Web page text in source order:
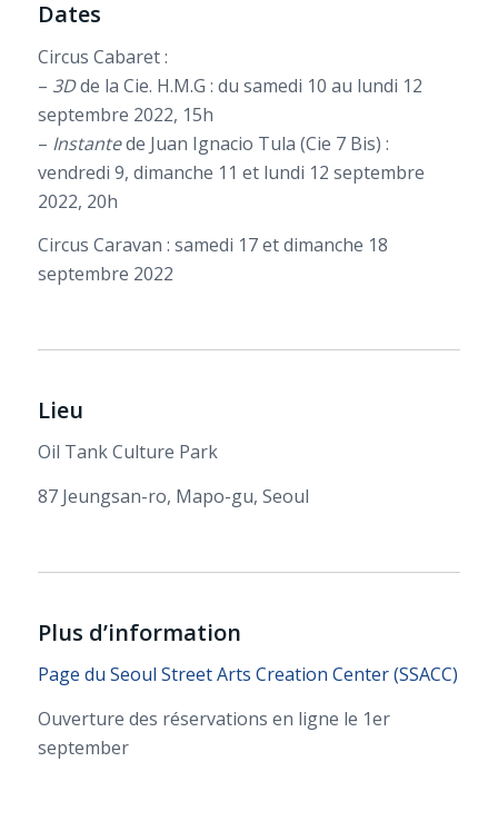
Dates
Circus Cabaret :
– 3Dde la Cie. H.M.G : du samedi 10 au lundi 12
septembre 2022, 15h
– Instantede Juan Ignacio Tula (Cie 7 Bis) :
vendredi 9, dimanche 11 et lundi 12 septembre
2022, 20h
Circus Caravan : samedi 17 et dimanche 18
septembre 2022
Lieu
Oil Tank Culture Park
87 Jeungsan-ro, Mapo-gu, Seoul
Plus d’information
Page du Seoul Street Arts Creation Center (SSACC)
Ouverture des réservations en ligne le 1er
september